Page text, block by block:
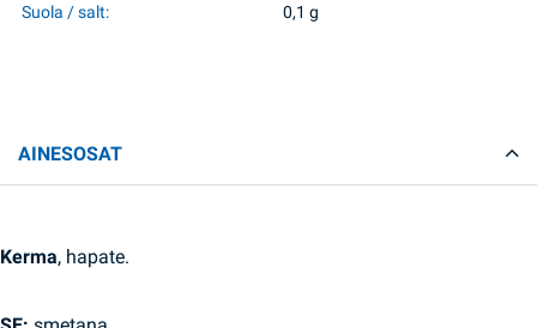
Suola / salt: 0,1 g
AINESOSAT
Kerma, hapate.